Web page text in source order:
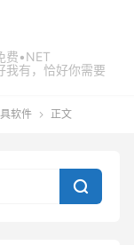
费•NET
我有，恰好你需要
软件  正文
